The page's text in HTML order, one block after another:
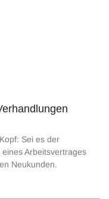
Sei es der
Arbeitsver­trages
Neukunden.